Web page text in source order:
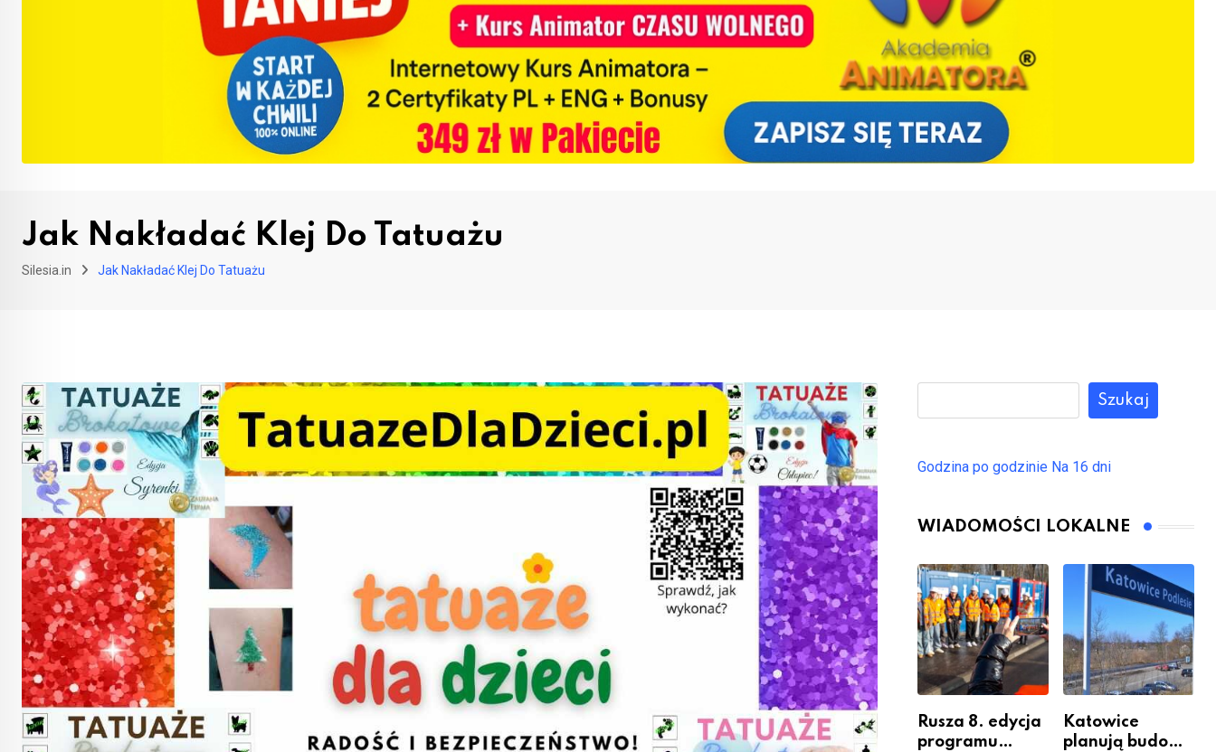
Jak Nakładać Klej Do Tatuażu
Silesia.in Jak Nakładać Klej Do Tatuażu
Szukaj
Godzina po godzinie Na 16 dni
WIADOMOŚCI LOKALNE
Rusza 8. edycja
programu
Katowice
planują budowę